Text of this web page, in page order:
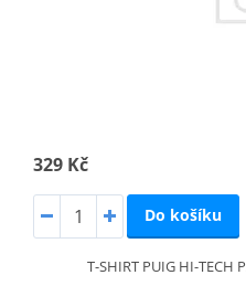
329 Kč
Do košíku
T-SHIRT PUIG HI-TECH